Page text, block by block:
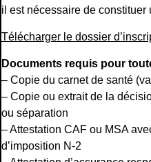
il est nécessaire de constituer
Télécharger le dossier
Documents requis pour
– Copie du carnet de santé
– Copie ou extrait de la
ou séparation
– Attestation CAF ou MSA
d’imposition N-2